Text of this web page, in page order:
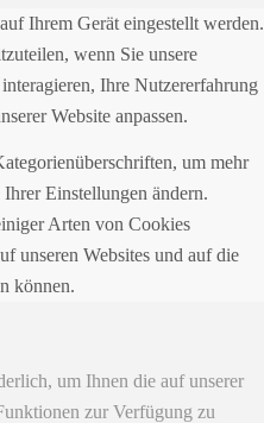
Ihrem Gerät eingestellt werden.
wenn Sie unsere
Ihre Nutzererfahrung
Website anpassen.
um mehr
Einstellungen ändern.
Arten von Cookies
unseren Websites und auf die
können.
um Ihnen die auf unserer
zur Verfügung zu